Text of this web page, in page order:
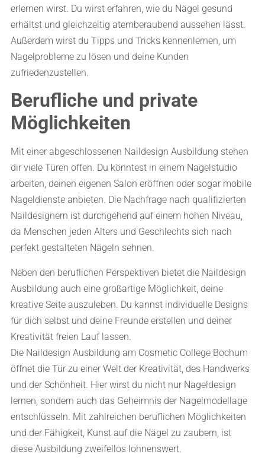
erlernen wirst. Du wirst erfahren, wie du Nägel gesund
erhältst und gleichzeitig atemberaubend aussehen lässt.
Außerdem wirst du Tipps und Tricks kennenlernen, um
Nagelprobleme zu lösen und deine Kunden
zufriedenzustellen.
Berufliche und private
Möglichkeiten
Mit einer abgeschlossenen Naildesign Ausbildung stehen
dir viele Türen offen. Du könntest in einem Nagelstudio
arbeiten, deinen eigenen Salon eröffnen oder sogar mobile
Nageldienste anbieten. Die Nachfrage nach qualifizierten
Naildesignern ist durchgehend auf einem hohen Niveau,
da Menschen jeden Alters und Geschlechts sich nach
perfekt gestalteten Nägeln sehnen.
Neben den beruflichen Perspektiven bietet die Naildesign
Ausbildung auch eine großartige Möglichkeit, deine
kreative Seite auszuleben. Du kannst individuelle Designs
für dich selbst und deine Freunde erstellen und deiner
Kreativität freien Lauf lassen.
Die Naildesign Ausbildung am Cosmetic College Bochum
öffnet die Tür zu einer Welt der Kreativität, des Handwerks
und der Schönheit. Hier wirst du nicht nur Nageldesign
lernen, sondern auch das Geheimnis der Nagelmodellage
entschlüsseln. Mit zahlreichen beruflichen Möglichkeiten
und der Fähigkeit, Kunst auf die Nägel zu zaubern, ist
diese Ausbildung zweifellos lohnenswert.